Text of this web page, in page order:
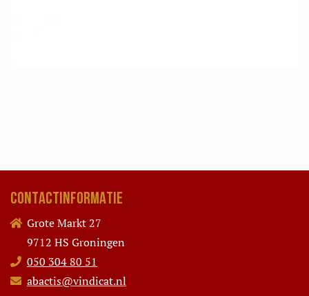
CONTACTINFORMATIE
Grote Markt 27
9712 HS Groningen
050 304 80 51
abactis@vindicat.nl